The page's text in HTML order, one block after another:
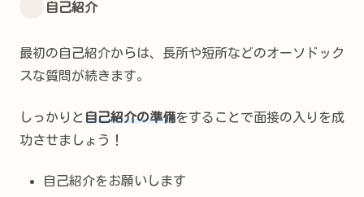
自己紹介
最初の自己紹介からは、長所や短所などのオーソドック
スな質問が続きます。
しっかりと自己紹介の準備をすることで面接の入りを成
功させましょう！
自己紹介をお願いします